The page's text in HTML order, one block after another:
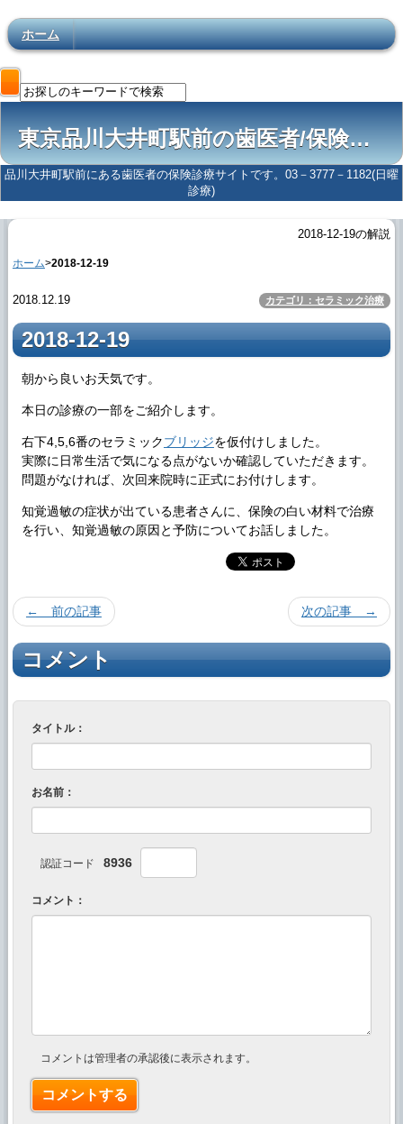
ホーム
東京品川大井町駅前の歯医者/保険歯科医院
品川大井町駅前にある歯医者の保険診療サイトです。03－3777－1182(日曜
診療)
2018-12-19の解説
ホーム>2018-12-19
2018.12.19 カテゴリ：セラミック治療
2018-12-19
朝から良いお天気です。
本日の診療の一部をご紹介します。
右下4,5,6番のセラミックブリッジを仮付けしました。
実際に日常生活で気になる点がないか確認していただきます。
問題がなければ、次回来院時に正式にお付けします。
知覚過敏の症状が出ている患者さんに、保険の白い材料で治療
を行い、知覚過敏の原因と予防についてお話しました。
次の記事 →
← 前の記事
コメント
タイトル：
お名前：
認証コード 8936
コメント：
コメントは管理者の承認後に表示されます。